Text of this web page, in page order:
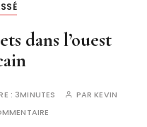
dans l’ouest
: 3MINUTES PARKEVIN